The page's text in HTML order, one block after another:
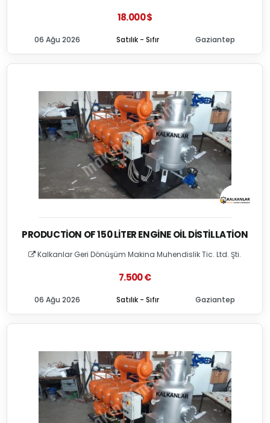
18.000 $
Satılık - Sıfır
06 Ağu 2026 Gaziantep
PRODUCTION OF 150 LITER ENGINE OIL DISTILLATION
Kalkanlar Geri Dönüşüm Makina Muhendislik Tic. Ltd. Şti.
7.500 €
Satılık - Sıfır
06 Ağu 2026 Gaziantep